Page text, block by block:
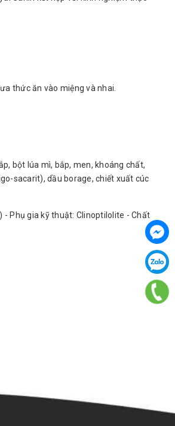
thức ăn vào miệng và nhai.
bột lúa mì, bắp, men, khoáng chất,
sacarit), dầu borage, chiết xuất cúc
- Phụ gia kỹ thuật: Clinoptilolite - Chất